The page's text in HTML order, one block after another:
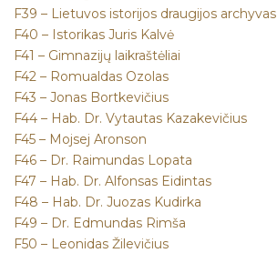
F39 – Lietuvos istorijos draugijos archyvas
F40 – Istorikas Juris Kalvė
F41 – Gimnazijų laikraštėliai
F42 – Romualdas Ozolas
F43 – Jonas Bortkevičius
F44 – Hab. Dr. Vytautas Kazakevičius
F45 – Mojsej Aronson
F46 – Dr. Raimundas Lopata
F47 – Hab. Dr. Alfonsas Eidintas
F48 – Hab. Dr. Juozas Kudirka
F49 – Dr. Edmundas Rimša
F50 – Leonidas Žilevičius